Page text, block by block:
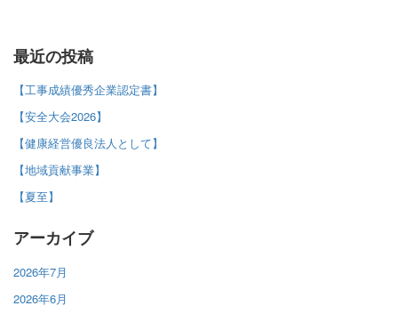
最近の投稿
【工事成績優秀企業認定書】
【安全大会2026】
【健康経営優良法人として】
【地域貢献事業】
【夏至】
アーカイブ
2026年7月
2026年6月